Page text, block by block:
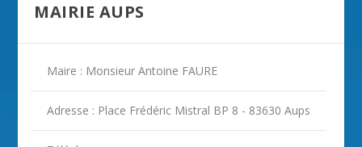
MAIRIE AUPS
Maire : Monsieur Antoine FAURE
Adresse : Place Frédéric Mistral BP 8 - 83630 Aups